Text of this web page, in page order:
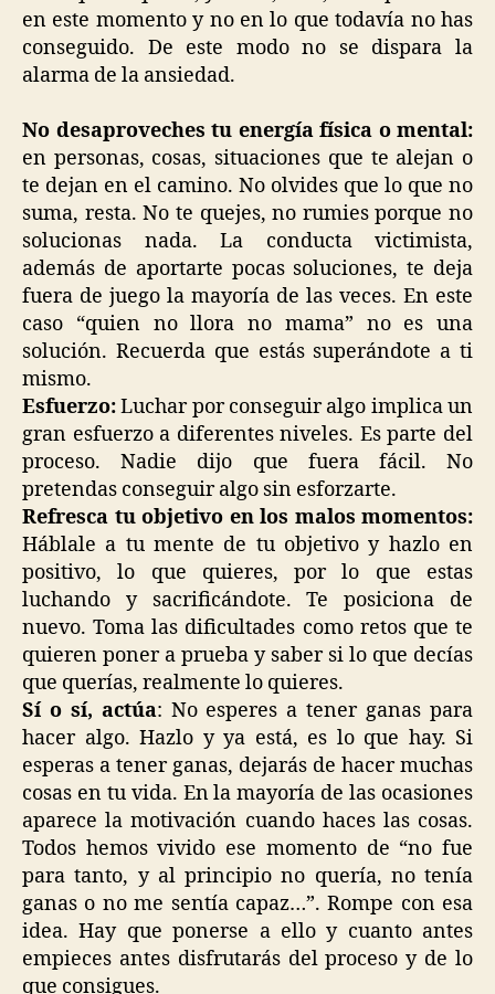
en este momento y no en lo que todavía no has
conseguido. De este modo no se dispara la
alarma de la ansiedad.
No desaproveches tu energía física o mental:
en personas, cosas, situaciones que te alejan o
te dejan en el camino. No olvides que lo que no
suma, resta. No te quejes, no rumies porque no
solucionas nada. La conducta victimista,
además de aportarte pocas soluciones, te deja
fuera de juego la mayoría de las veces. En este
caso “quien no llora no mama” no es una
solución. Recuerda que estás superándote a ti
mismo.
Esfuerzo:Luchar por conseguir algo implica un
gran esfuerzo a diferentes niveles. Es parte del
proceso. Nadie dijo que fuera fácil. No
pretendas conseguir algo sin esforzarte.
Refresca tu objetivo en los malos momentos:
Háblale a tu mente de tu objetivo y hazlo en
positivo, lo que quieres, por lo que estas
luchando y sacrificándote. Te posiciona de
nuevo. Toma las dificultades como retos que te
quieren poner a prueba y saber si lo que decías
que querías, realmente lo quieres.
Sí o sí, actúa: No esperes a tener ganas para
hacer algo. Hazlo y ya está, es lo que hay. Si
esperas a tener ganas, dejarás de hacer muchas
cosas en tu vida. En la mayoría de las ocasiones
aparece la motivación cuando haces las cosas.
Todos hemos vivido ese momento de “no fue
para tanto, y al principio no quería, no tenía
ganas o no me sentía capaz…”. Rompe con esa
idea. Hay que ponerse a ello y cuanto antes
empieces antes disfrutarás del proceso y de lo
que consigues.